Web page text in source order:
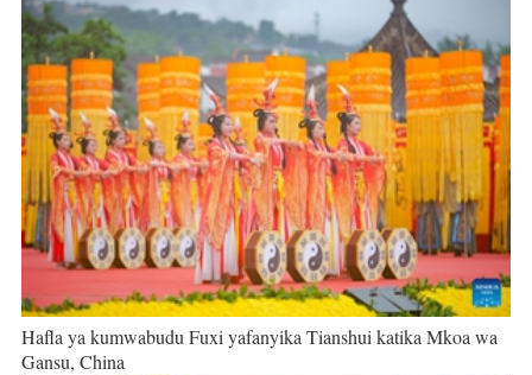
Hafla ya kumwabudu Fuxi yafanyika Tianshui katika Mkoa wa
Gansu, China